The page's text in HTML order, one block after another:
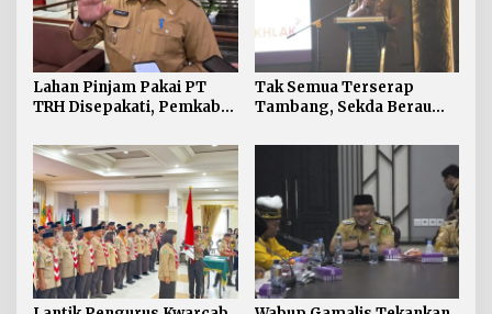
Lahan Pinjam Pakai PT
TRH Disepakati, Pemkab
Unit RKB
Tak Semua Terserap
Tambang, Sekda Berau
Potensi Lokal